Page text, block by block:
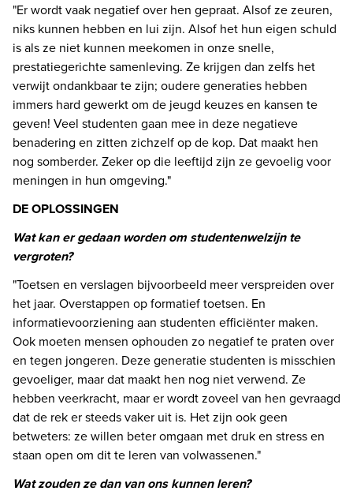
"Er wordt vaak negatief over hen gepraat. Alsof ze zeuren,
niks kunnen hebben en lui zijn. Alsof het hun eigen schuld
is als ze niet kunnen meekomen in onze snelle,
prestatiegerichte samenleving. Ze krijgen dan zelfs het
verwijt ondankbaar te zijn; oudere generaties hebben
immers hard gewerkt om de jeugd keuzes en kansen te
geven! Veel studenten gaan mee in deze negatieve
benadering en zitten zichzelf op de kop. Dat maakt hen
nog somberder. Zeker op die leeftijd zijn ze gevoelig voor
meningen in hun omgeving."
DE OPLOSSINGEN
Wat kan er gedaan worden om studentenwelzijn te
vergroten?
"Toetsen en verslagen bijvoorbeeld meer verspreiden over
het jaar. Overstappen op formatief toetsen. En
informatievoorziening aan studenten efficiënter maken.
Ook moeten mensen ophouden zo negatief te praten over
en tegen jongeren. Deze generatie studenten is misschien
gevoeliger, maar dat maakt hen nog niet verwend. Ze
hebben veerkracht, maar er wordt zoveel van hen gevraagd
dat de rek er steeds vaker uit is. Het zijn ook geen
betweters: ze willen beter omgaan met druk en stress en
staan open om dit te leren van volwassenen."
Wat zouden ze dan van ons kunnen leren?